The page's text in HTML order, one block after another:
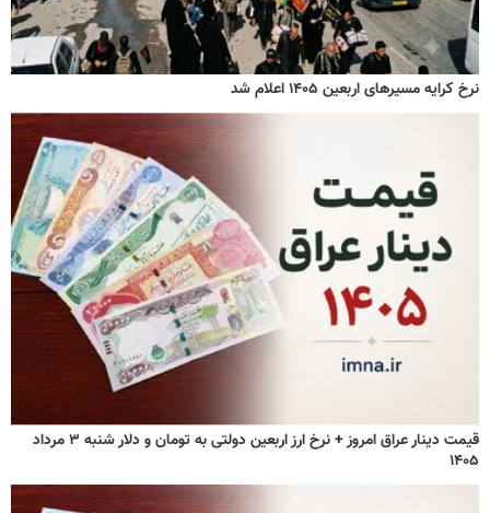
نرخ کرایه مسیرهای اربعین ۱۴۰۵ اعلام شد
قیمت دینار عراق امروز + نرخ ارز اربعین دولتی به تومان و دلار شنبه ۳ مرداد
۱۴۰۵